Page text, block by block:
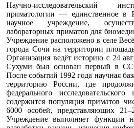
Научно-исследовательский
приматологии — единственное в
научное учреждение,
лабораторных приматов для
Учреждение расположено в селе
города Сочи на территории
Организация ведёт историю с 24
Сухуми был основан первый в
После событий 1992 года научная
территорию России, где
федерального
содержится популяция приматов
6000 особей, представляющих
Учреждение выполняет функции